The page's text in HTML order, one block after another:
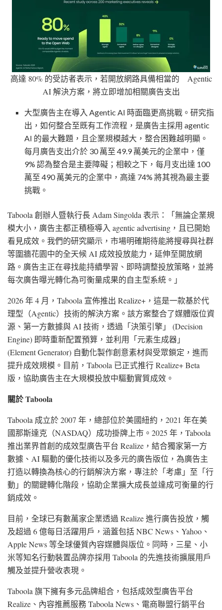
高達 80% 的受訪者表示，若開放網路具備相當的 Agentic
AI 解決方案，將立即增加相關廣告支出
大型廣告主在導入 Agentic AI 時面臨更高挑戰。研究指
出，如何整合至既有工作流程，是廣告主採用 agentic
AI 的最大難題，且企業規模越大，整合困難越明顯。
每月廣告支出介於 30 萬至 49.9 萬美元的企業中，僅
9% 認為整合是主要障礙；相較之下，每月支出達 100
萬至 490 萬美元的企業中，高達 74% 將其視為最主要
挑戰。
Taboola 創辦人暨執行長 Adam Singolda 表示：「無論企業規
模大小，廣告主都正積極導入 agentic advertising，且已開始
看見成效。我們的研究顯示，市場明確期待能將搜尋與社群
等圍牆花園中的全天候 AI 成效投放能力，延伸至開放網
路。廣告主正在尋找能持續學習、即時調整投放策略，並將
每次廣告曝光轉化為可衡量成果的自主型系統。」
2026 年 4 月，Taboola 宣佈推出 Realize+，這是一款基於代
理型（Agentic）技術的解決方案。該方案整合了媒體版位資
源、第一方數據與 AI 技術，透過「決策引擎」 (Decision
Engine) 即時重新配置預算，並利用「元素生成器」
(Element Generator) 自動化製作創意素材與受眾鎖定，進而
提升成效規模。目前，Taboola 已正式推行 Realize+ Beta
版，協助廣告主在大規模投放中驅動實質成效。
關於 Taboola
Taboola 成立於 2007 年，總部位於美國紐約，2021 年在美
國那斯達克（NASDAQ）成功掛牌上市。2025 年，Taboola
推出業界首創的成效型廣告平台 Realize，結合獨家第一方
數據、AI 驅動的優化技術以及多元的廣告版位，為廣告主
打造以轉換為核心的行銷解決方案，專注於「考慮」至「行
動」的關鍵轉化階段，協助企業擴大成長並達成可衡量的行
銷成效。
目前，全球已有數萬家企業透過 Realize 進行廣告投放，觸
及超過 6 億每日活躍用戶，涵蓋包括 NBC News、Yahoo、
Apple News 等全球優質內容媒體與版位。同時，三星、小
米等知名行動裝置品牌亦採用 Taboola 的先進技術擴展用戶
觸及並提升營收表現。
Taboola 旗下擁有多元品牌組合，包括成效型廣告平台
Realize、內容推薦服務 Taboola News、電商聯盟行銷平台